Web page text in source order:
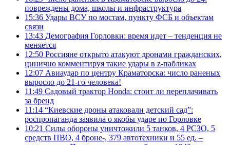
повреждены дома, школы и инфраструктура
15:36 Удары ВСУ по мостам, пункту ФСБ и объектам
связи
13:43 Демография Горловки: время идет – тенденция не
меняется
12:50 Россияне открыто атакуют дронами гражданских,
цинично комментируя такие удары в z-пабликах
12:07 Авиаудар по центру Краматорска: число раненых
выросло до 21-го человека!
11:49 Садовый трактор Honda: стоит ли переплачивать
за бренд
11:14 “Киевские дроны атаковали детский сад”:
роспропаганда заявила о якобы ударе по Горловке
10:21 Силы обороны уничтожили 5 танков, 4 РСЗО, 5
средств ПВО, 4 броне-, 379 автотехники и 55 ед. –